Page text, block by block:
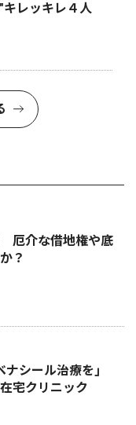
レッキレ４人
厄介な借地権や底
？
ナシール治療を｣
宅クリニック